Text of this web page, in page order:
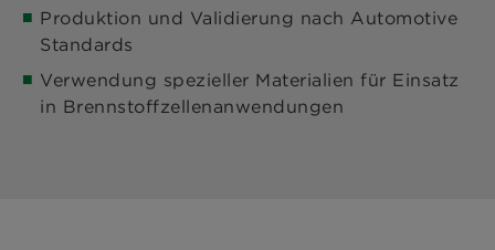
Produktion und Validierung nach Automotive
Standards
Verwendung spezieller Materialien für Einsatz
in Brennstoffzellenanwendungen